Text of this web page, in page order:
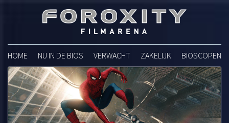
Foroxity Filmarena
HOME NU IN DE BIOS VERWACHT ZAKELIJK BIOSCOPEN